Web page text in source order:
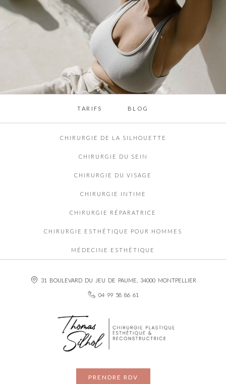
TARIFS BLOG
CHIRURGIE DE LA SILHOUETTE
CHIRURGIE DU SEIN
CHIRURGIE DU VISAGE
CHIRURGIE INTIME
CHIRURGIE RÉPARATRICE
CHIRURGIE ESTHÉTIQUE POUR HOMMES
MÉDECINE ESTHÉTIQUE
31 BOULEVARD DU JEU DE PAUME, 34000 MONTPELLIER
04 99 58 86 61
PRENDRE RDV